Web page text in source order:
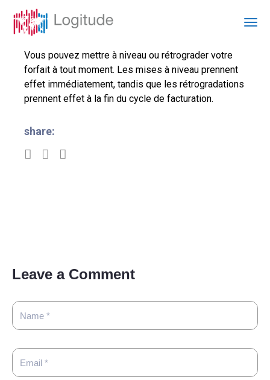
Vous pouvez mettre à niveau ou rétrograder votre
forfait à tout moment. Les mises à niveau prennent
effet immédiatement, tandis que les rétrogradations
prennent effet à la fin du cycle de facturation.
share:
Leave a Comment